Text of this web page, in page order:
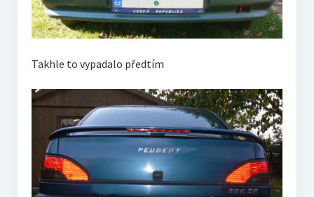
Takhle to vypadalo předtím